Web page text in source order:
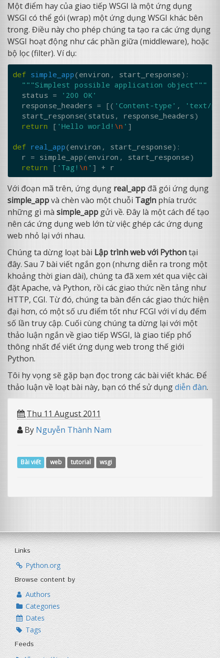
Một điểm hay của giao tiếp WSGI là một ứng dụng
WSGI có thể gói (wrap) một ứng dụng WSGI khác bên
trong. Điều này cho phép chúng ta tạo ra các ứng dụng
WSGI hoạt động như các phần giữa (middleware), hoặc
bộ lọc (filter). Ví dụ:
def simple_app(environ , start_response ):
"""Simplest possible application object"""
status =
'200 OK'
response_headers = [( 'Content-type' ,
'text/
start_response( status , response_headers )
return
[ 'Hello world! \n ' ]
def real_app(environ , start_response ):
r = simple_app(environ , start_response )
return
[ 'Tag! \n ' ] + r
Với đoạn mã trên, ứng dụng real_app đã gói ứng dụng
simple_appvà chèn vào một chuỗi Tag!n phía trước
những gì mà simple_app gửi về. Đây là một cách để tạo
nên các ứng dụng web lớn từ việc ghép các ứng dụng
web nhỏ lại với nhau.
Chúng ta dừng loạt bài Lập trình web với Pythontại
đây. Sau 7 bài viết ngắn gọn (nhưng diễn ra trong một
khoảng thời gian dài), chúng ta đã xem xét qua việc cài
đặt Apache, và Python, rồi các giao thức nền tảng như
HTTP, CGI. Từ đó, chúng ta bàn đến các giao thức hiện
đại hơn, có một số ưu điểm tốt như FCGI với ví dụ đếm
số lần truy cập. Cuối cùng chúng ta dừng lại với một
thảo luận ngắn về giao tiếp WSGI, là giao tiếp phổ
thông nhất để viết ứng dụng web trong thế giới
Python.
Tôi hy vọng sẽ gặp bạn đọc trong các bài viết khác. Để
thảo luận về loạt bài này, bạn có thể sử dụngdiễn đàn.
Thu 11 August 2011
By Nguyễn Thành Nam
Bài viết web tutorial wsgi
Links
Python.org
Browse content by
Authors
Categories
Dates
Tags
Feeds